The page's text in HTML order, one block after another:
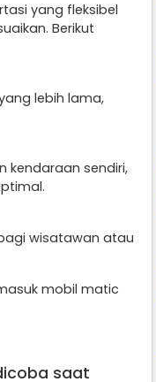
yang fleksibel
Berikut
lebih lama,
kendaraan sendiri,
wisatawan atau
mobil matic
saat